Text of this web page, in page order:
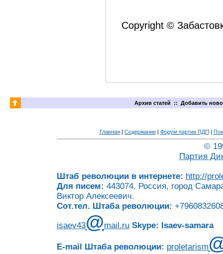
Copyright ©
Архив статей :: Добавить
Главная| Содержание| Форум партии ПДП |
©
Партия
Штаб революции в интернете: http://
Для писем: 443074, Россия, город
Виктор Алексеевич.
Сот.тел. Штаба революции:
isaev43@mail.ru Skype: Isaev-samara
E-mail Штаба революции: proletarism